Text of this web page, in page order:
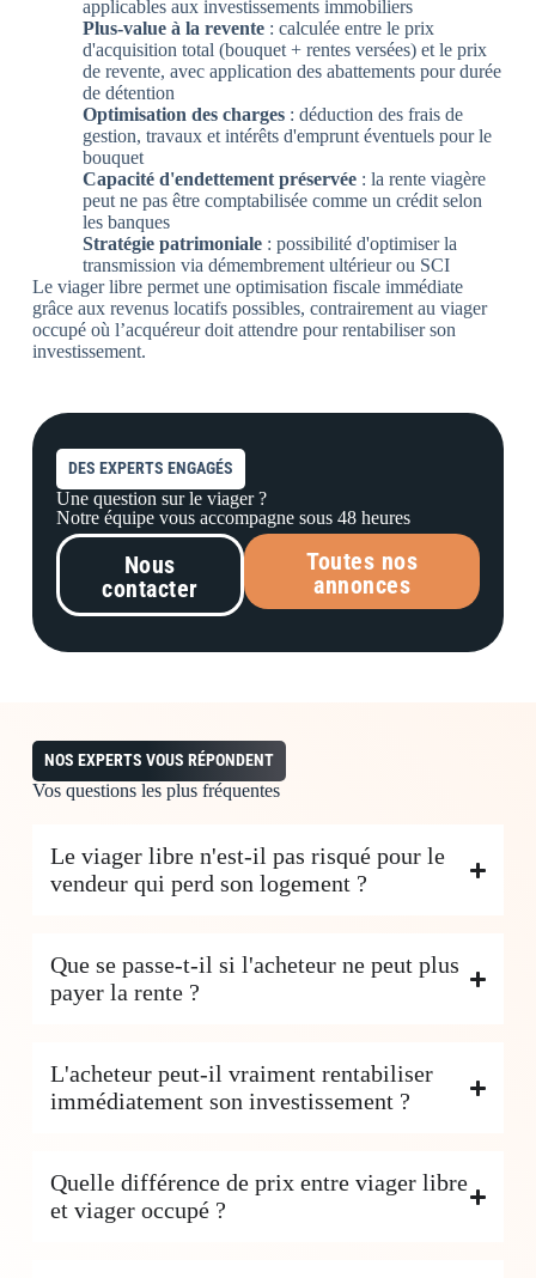
applicables aux investissements immobiliers
Plus-value à la revente : calculée entre le prix
d'acquisition total (bouquet + rentes versées) et le prix
de revente, avec application des abattements pour durée
de détention
Optimisation des charges : déduction des frais de
gestion, travaux et intérêts d'emprunt éventuels pour le
bouquet
Capacité d'endettement préservée : la rente viagère
peut ne pas être comptabilisée comme un crédit selon
les banques
Stratégie patrimoniale : possibilité d'optimiser la
transmission via démembrement ultérieur ou SCI
Le viager libre permet une optimisation fiscale immédiate
grâce aux revenus locatifs possibles, contrairement au viager
occupé où l’acquéreur doit attendre pour rentabiliser son
investissement.
DES EXPERTS ENGAGÉS
Une question sur le viager ?
Notre équipe vous accompagne sous 48 heures
Nous
contacter
Toutes nos
annonces
NOS EXPERTS VOUS RÉPONDENT
Vos questions les plus fréquentes
Le viager libre n'est-il pas risqué pour le
vendeur qui perd son logement ?
Que se passe-t-il si l'acheteur ne peut plus
payer la rente ?
L'acheteur peut-il vraiment rentabiliser
immédiatement son investissement ?
Quelle différence de prix entre viager libre
et viager occupé ?